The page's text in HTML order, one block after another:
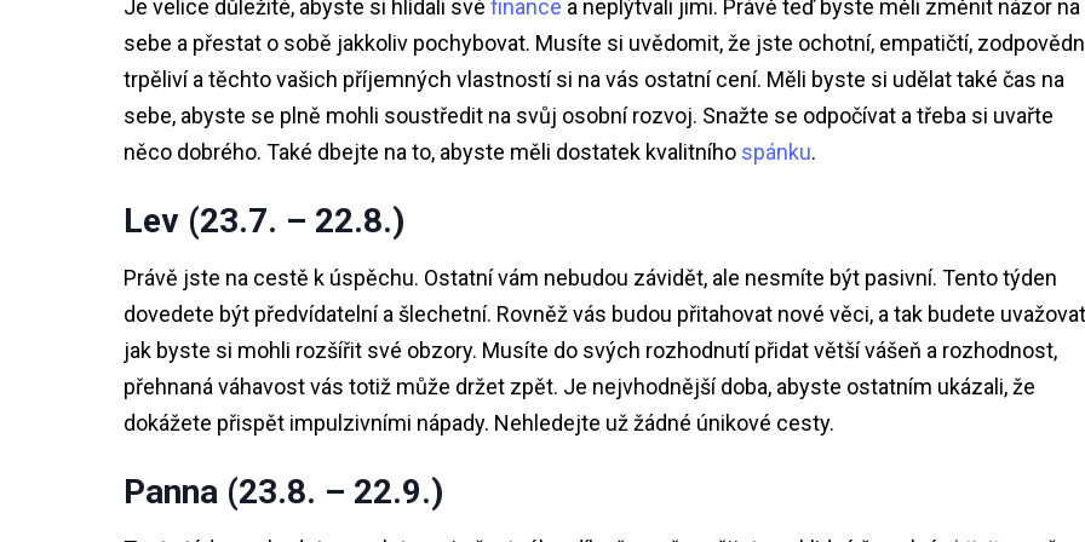
Je velice důležité, abyste si hlídali své finance a neplýtvali jimi. Právě teď byste měli změnit názor na
sebe a přestat o sobě jakkoliv pochybovat. Musíte si uvědomit, že jste ochotní, empatičtí,
trpěliví a těchto vašich příjemných vlastností si na vás ostatní cení. Měli byste si udělat také čas na
sebe, abyste se plně mohli soustředit na svůj osobní rozvoj. Snažte se odpočívat a třeba si uvařte
něco dobrého. Také dbejte na to, abyste měli dostatek kvalitního spánku.
Lev (23.7. – 22.8.)
Právě jste na cestě k úspěchu. Ostatní vám nebudou závidět, ale nesmíte být pasivní. Tento týden
dovedete být předvídatelní a šlechetní. Rovněž vás budou přitahovat nové věci, a tak budete
jak byste si mohli rozšířit své obzory. Musíte do svých rozhodnutí přidat větší vášeň a rozhodnost,
přehnaná váhavost vás totiž může držet zpět. Je nejvhodnější doba, abyste ostatním ukázali, že
dokážete přispět impulzivními nápady. Nehledejte už žádné únikové cesty.
Panna (23.8. – 22.9.)